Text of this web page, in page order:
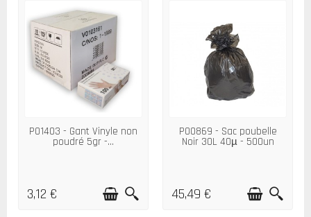
P01403 - Gant Vinyle non
poudré 5gr -...
3,12 €
P00869 - Sac poubelle
Noir 30L 40µ - 500un
45,49 €